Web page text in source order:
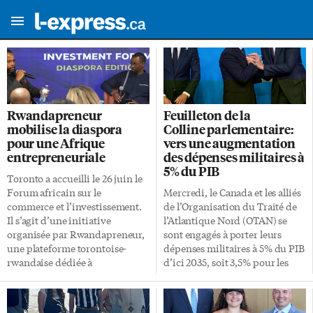
Rwandapreneur
mobilise la diaspora
pour une Afrique
entrepreneuriale
Toronto a accueilli le 26 juin le
Forum africain sur le
commerce et l’investissement.
Il s’agit d’une initiative
organisée par Rwandapreneur,
une plateforme torontoise-
rwandaise dédiée à
entrepreneurs à fort potentiel
au Rwanda et dans la diaspora
Feuilleton de la
Colline parlementaire:
vers une augmentation
des dépenses militaires à
5% du PIB
Mercredi, le Canada et les alliés
de l’Organisation du Traité de
l’Atlantique Nord (OTAN) se
sont engagés à porter leurs
dépenses militaires à 5% du PIB
d’ici 2035, soit 3,5% pour les
pour les infrastructures et la
cybersécurité. L’enjeu pour le